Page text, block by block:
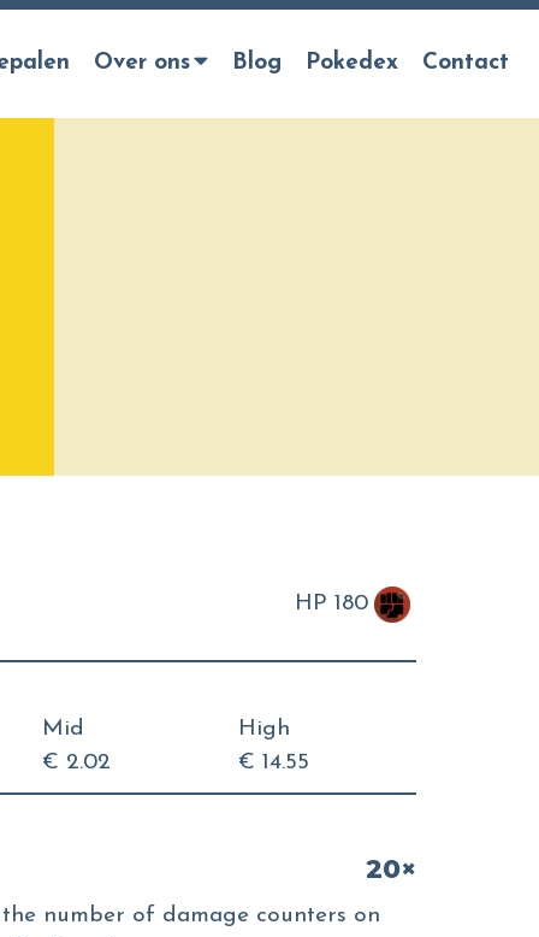
Over ons Blog Pokedex Contact
HP 180
Mid
€ 2.02
High
€ 14.55
20×
number of damage counters on